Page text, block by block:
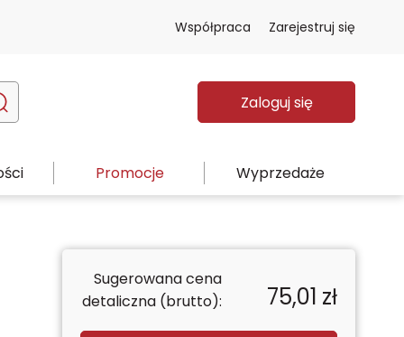
Współpraca Zarejestruj się
Zaloguj się
Promocje Wyprzedaże
Sugerowana cena
detaliczna (brutto):
75,01 zł